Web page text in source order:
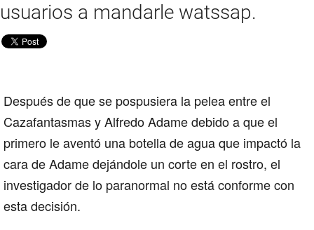
usuarios a mandarle watssap.
Después de que se pospusiera la pelea entre el
Cazafantasmas y Alfredo Adame debido a que el
primero le aventó una botella de agua que impactó la
cara de Adame dejándole un corte en el rostro, el
investigador de lo paranormal no está conforme con
esta decisión.